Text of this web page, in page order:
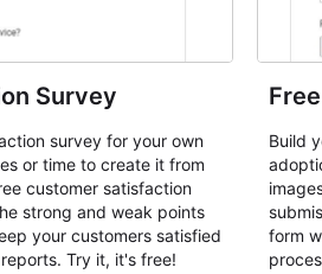
Survey
survey for your own
or time to create it from
customer satisfaction
strong and weak points
your customers satisfied
Try it, it's free!
Build
form